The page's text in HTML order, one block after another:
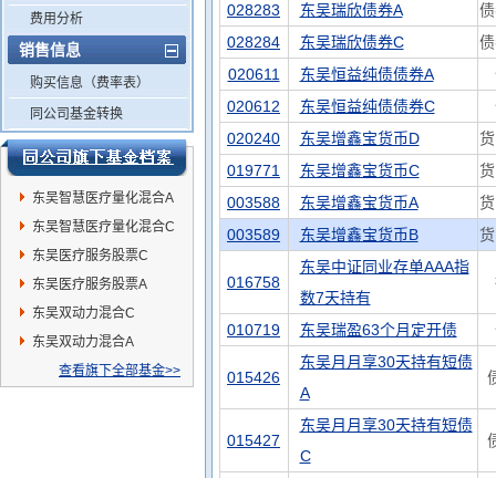
费用分析
销售信息
购买信息（费率表）
同公司基金转换
东吴智慧医疗量化混合A
东吴智慧医疗量化混合C
东吴医疗服务股票C
东吴医疗服务股票A
东吴双动力混合C
东吴双动力混合A
查看旗下全部基金>>
028283
东吴瑞欣债券A
028284
东吴瑞欣债券C
020611
东吴恒益纯债债券A
020612
东吴恒益纯债债券C
020240
东吴增鑫宝货币D
019771
东吴增鑫宝货币C
003588
东吴增鑫宝货币A
003589
东吴增鑫宝货币B
016758
东吴中证同业存单AAA指
数7天持有
010719 东吴瑞盈63个月定开债
015426
东吴月月享30天持有短债
A
015427
东吴月月享30天持有短债
C